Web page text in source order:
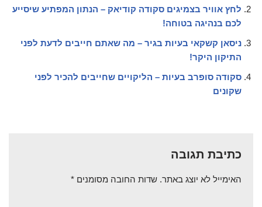
לחץ אוויר בצמיגים סקודה קודיאק – הנתון המפתיע שיסייע
לכם בנהיגה בטוחה!
ניסאן קשקאי בעיות בגיר – מה שאתם חייבים לדעת לפני
התיקון היקר!
סקודה סופרב בעיות – הליקויים שחייבים להכיר לפני
שקונים
כתיבת תגובה
האימייל לא יוצג באתר. שדות החובה מסומנים *